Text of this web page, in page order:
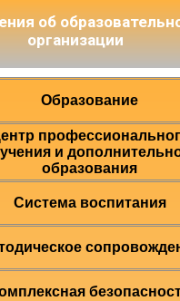
об
организации
Образование
и
образования
Система воспитания